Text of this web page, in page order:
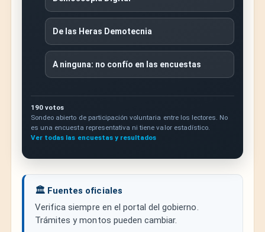
De las Heras Demotecnia
A ninguna: no confío en las encuestas
190 votos
Sondeo abierto de participación voluntaria entre los lectores. No
es una encuesta representativa ni tiene valor estadístico.
Ver todas las encuestas y resultados
🏛️ Fuentes oficiales
Verifica siempre en el portal del gobierno.
Trámites y montos pueden cambiar.